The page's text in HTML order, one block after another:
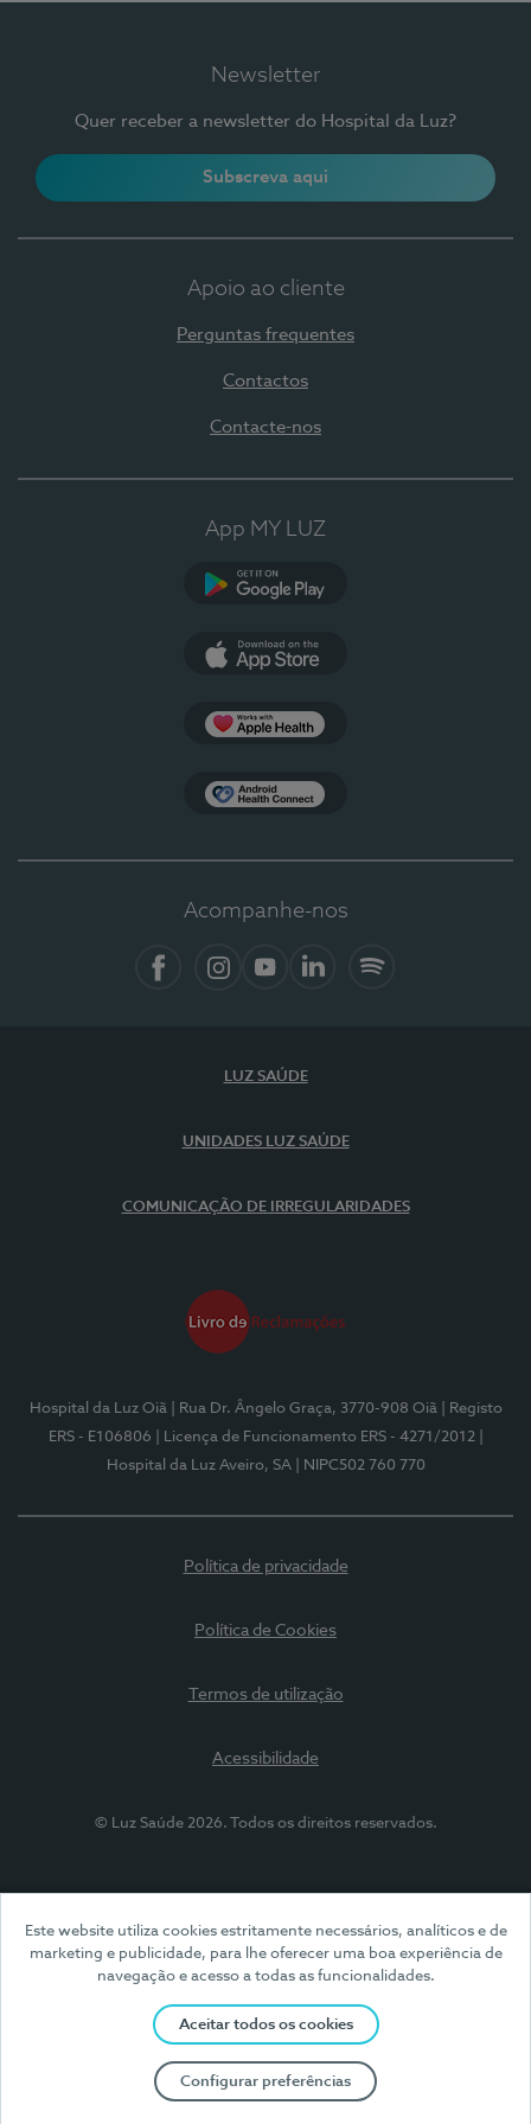
Este website utiliza cookies estritamente necessários, analíticos e de
marketing e publicidade, para lhe oferecer uma boa experiência de
navegação e acesso a todas as funcionalidades.
Aceitar todos os cookies
Configurar preferências
Newsletter
Quer receber a newsletter do Hospital da Luz?
Subscreva aqui
Apoio ao cliente
Perguntas frequentes
Contactos
Contacte-nos
App MY LUZ
Acompanhe-nos
LUZ SAÚDE
UNIDADES LUZ SAÚDE
COMUNICAÇÃO DE IRREGULARIDADES
Hospital da Luz Oiã | Rua Dr. Ângelo Graça, 3770-908 Oiã
| Registo
ERS - E106806
| Licença de Funcionamento ERS - 4271/2012
Hospital da Luz Aveiro, SA
| NIPC502 760 770
Política de privacidade
Política de Cookies
Termos de utilização
Acessibilidade
© Luz Saúde 2026. Todos os direitos reservados.